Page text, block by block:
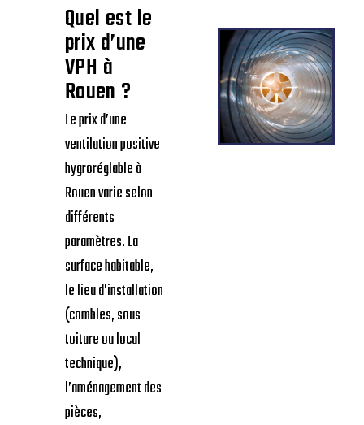
Quel est le
prix d’une
VPH à
Rouen ?
Le prix d’une
ventilation positive
hygroréglable à
Rouen varie selon
différents
paramètres. La
surface habitable,
le lieu d’installation
(combles, sous
toiture ou local
technique),
l’aménagement des
pièces,